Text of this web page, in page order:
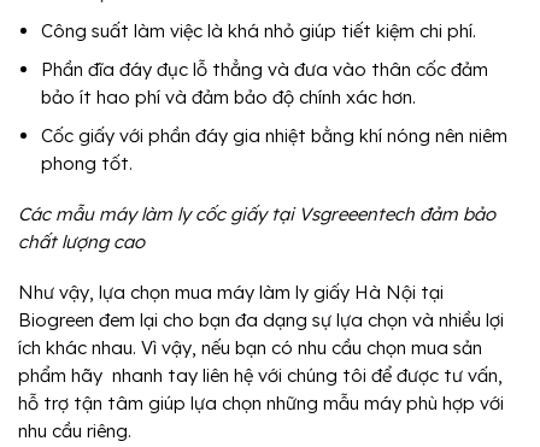
Công suất làm việc là khá nhỏ giúp tiết kiệm chi phí.
Phần đĩa đáy đục lỗ thẳng và đưa vào thân cốc đảm
bảo ít hao phí và đảm bảo độ chính xác hơn.
Cốc giấy với phần đáy gia nhiệt bằng khí nóng nên niêm
phong tốt.
Các mẫu máy làm ly cốc giấy tại Vsgreeentech đảm bảo
chất lượng cao
Như vậy, lựa chọn mua máy làm ly giấy Hà Nội tại
Biogreen đem lại cho bạn đa dạng sự lựa chọn và nhiều lợi
ích khác nhau. Vì vậy, nếu bạn có nhu cầu chọn mua sản
phẩm hãy nhanh tay liên hệ với chúng tôi để được tư vấn,
hỗ trợ tận tâm giúp lựa chọn những mẫu máy phù hợp với
nhu cầu riêng.